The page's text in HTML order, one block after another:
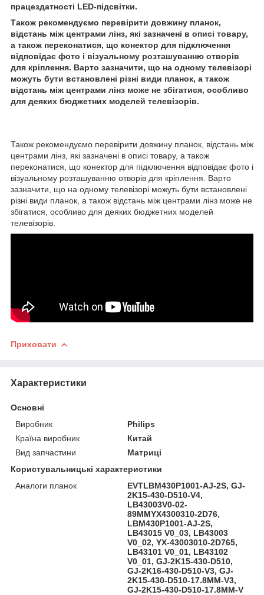
працездатності LED-підсвітки.
Також рекомендуємо перевірити довжину планок,
відстань між центрами лінз, які зазначені в описі товару,
а також переконатися, що конектор для підключення
відповідає фото і візуальному розташуванню отворів
для кріплення. Варто зазначити, що на одному телевізорі
можуть бути встановлені різні види планок, а також
відстань між центрами лінз може не збігатися, особливо
для деяких бюджетних моделей телевізорів.
Також рекомендуємо перевірити довжину планок, відстань між
центрами лінз, які зазначені в описі товару, а також
переконатися, що конектор для підключення відповідає фото і
візуальному розташуванню отворів для кріплення. Варто
зазначити, що на одному телевізорі можуть бути встановлені
різні види планок, а також відстань між центрами лінз може не
збігатися, особливо для деяких бюджетних моделей
телевізорів.
Приховати
Характеристики
Основні
Виробник
Philips
Країна виробник
Китай
Вид запчастини
Матриці
Користувальницькі характеристики
Аналоги планок
EVTLBM430P1001-AJ-2S, GJ-
2K15-430-D510-V4,
LB43003V0-02-
89MMYX4300310-2D76,
LBM430P1001-AJ-2S,
LB43015 V0_03, LB43003
V0_02, YX-43003010-2D765,
LB43101 V0_01, LB43102
V0_01, GJ-2K15-430-D510,
GJ-2K16-430-D510-V3, GJ-
2K15-430-D510-17.8MM-V3,
GJ-2K15-430-D510-17.8MM-V